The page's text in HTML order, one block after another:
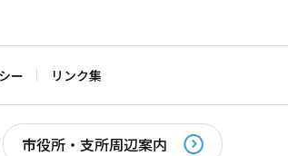
ー リンク集
市役所・支所周辺案内